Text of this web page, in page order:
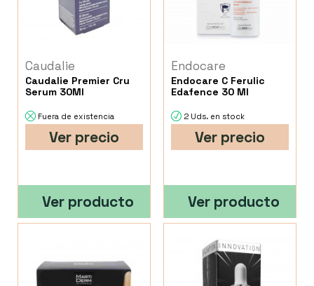
Caudalie
Caudalie Premier Cru
Serum 30Ml
Fuera de existencia
Ver precio
Ver producto
Endocare
Endocare C Ferulic
Edafence 30 Ml
2 Uds. en stock
Ver precio
Ver producto